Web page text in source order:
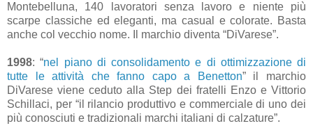
Montebelluna, 140 lavoratori senza lavoro e niente più
scarpe classiche ed eleganti, ma casual e colorate. Basta
anche col vecchio nome. Il marchio diventa “DiVarese”.
1998: “nel piano di consolidamento e di ottimizzazione di
tutte le attività che fanno capo a Benetton” il marchio
DiVarese viene ceduto alla Step dei fratelli Enzo e Vittorio
Schillaci, per “il rilancio produttivo e commerciale di uno dei
più conosciuti e tradizionali marchi italiani di calzature”.